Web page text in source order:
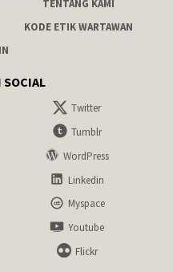
TENTANG KAMI
KODE ETIK WARTAWAN
Twitter
Tumblr
WordPress
Linkedin
Myspace
Youtube
Flickr